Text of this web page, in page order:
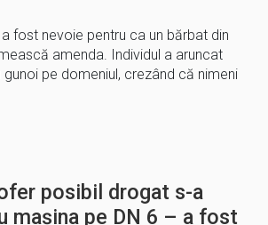
fost nevoie pentru ca un bărbat din
amenda. Individul a aruncat
pe domeniul, crezând că nimeni
posibil drogat s-a
mașina pe DN 6 – a fost